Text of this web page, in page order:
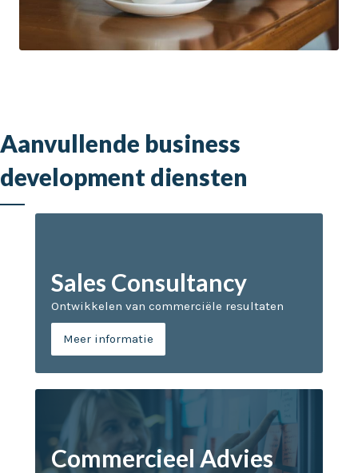
Aanvullende business
development diensten
Sales Consultancy
Ontwikkelen van commerciële resultaten
Meer informatie
Commercieel Advies